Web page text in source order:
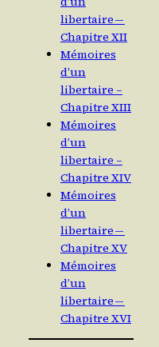
libertaire —
Chapitre XII
Mémoires
d’un
libertaire –
Chapitre XIII
Mémoires
d’un
libertaire –
Chapitre XIV
Mémoires
d’un
libertaire —
Chapitre XV
Mémoires
d’un
libertaire —
Chapitre XVI